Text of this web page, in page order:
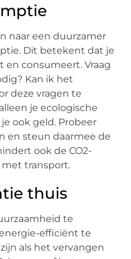
naar een duurzamer
Dit betekent dat je
consumeert. Vraag
Kan ik het
deze vragen te
je ecologische
ook geld. Probeer
en steun daarmee de
ook de CO2-
transport.
thuis
te
efficiënt te
als het vervangen